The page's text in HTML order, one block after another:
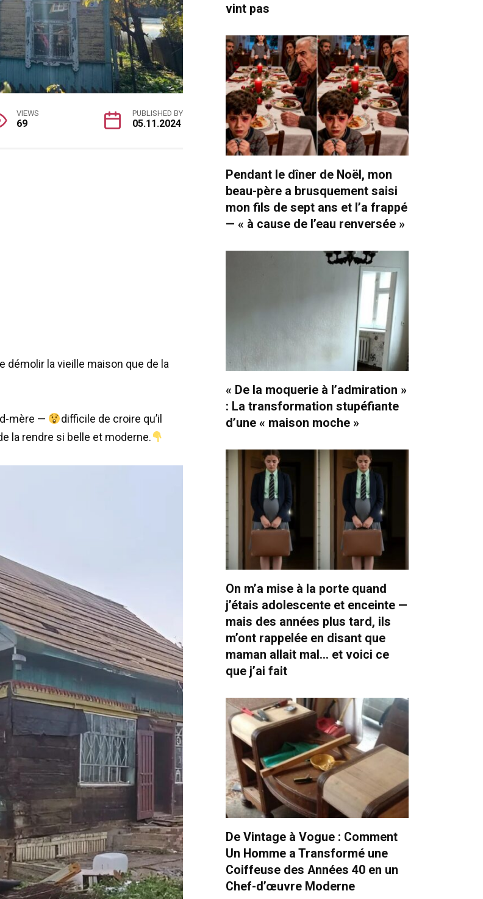
VIEWS
69
PUBLISHED BY
05.11.2024
démolir la vieille maison que de la
mère —
difficile de croire qu’il
la rendre si belle et moderne.
vint pas
Pendant le dîner de Noël, mon
beau-père a brusquement saisi
mon fils de sept ans et l’a frappé
— « à cause de l’eau renversée »
« De la moquerie à l’admiration »
: La transformation stupéfiante
d’une « maison moche »
On m’a mise à la porte quand
j’étais adolescente et enceinte —
mais des années plus tard, ils
m’ont rappelée en disant que
maman allait mal… et voici ce
que j’ai fait
De Vintage à Vogue : Comment
Un Homme a Transformé une
Coiffeuse des Années 40 en un
Chef-d’œuvre Moderne